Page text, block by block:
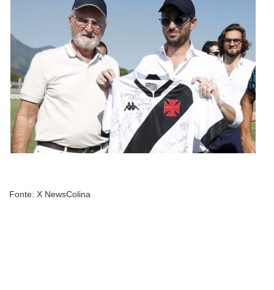
Fonte: X NewsColina